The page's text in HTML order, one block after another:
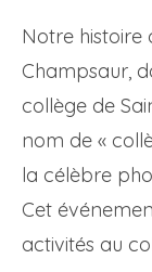
Notre
Champsaur,
collège de
nom de «
la célèbre
Cet
activités au